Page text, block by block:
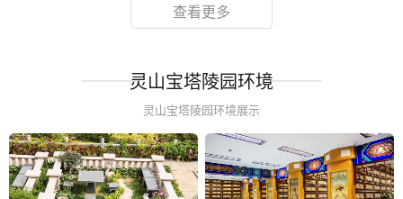
查看更多
灵山宝塔陵园环境
灵山宝塔陵园环境展示